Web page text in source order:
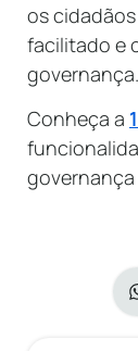
os
facilitado e
governança.
Conheça a